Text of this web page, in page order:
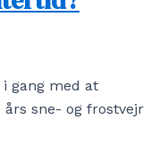
gang med at
sne- og frostvejr